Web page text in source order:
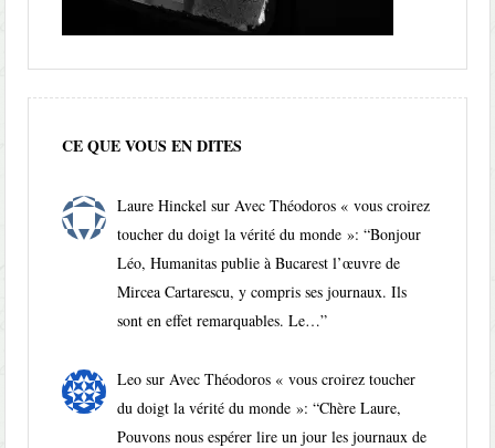
CE QUE VOUS EN DITES
Laure Hinckel surAvec Théodoros « vous croirez
toucher du doigt la vérité du monde »: “Bonjour
Léo, Humanitas publie à Bucarest l’œuvre de
Mircea Cartarescu, y compris ses journaux. Ils
sont en effet remarquables. Le…”
Leo sur Avec Théodoros « vous croirez toucher
du doigt la vérité du monde »: “Chère Laure,
Pouvons nous espérer lire un jour les journaux de